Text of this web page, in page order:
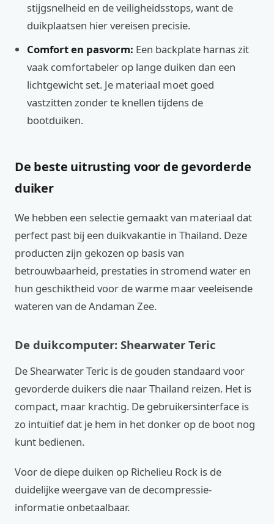
stijgsnelheid en de veiligheidsstops, want de
duikplaatsen hier vereisen precisie.
Comfort en pasvorm: Een backplate harnas zit
vaak comfortabeler op lange duiken dan een
lichtgewicht set. Je materiaal moet goed
vastzitten zonder te knellen tijdens de
bootduiken.
De beste uitrusting voor de gevorderde
duiker
We hebben een selectie gemaakt van materiaal dat
perfect past bij een duikvakantie in Thailand. Deze
producten zijn gekozen op basis van
betrouwbaarheid, prestaties in stromend water en
hun geschiktheid voor de warme maar veeleisende
wateren van de Andaman Zee.
De duikcomputer: Shearwater Teric
De Shearwater Teric is de gouden standaard voor
gevorderde duikers die naar Thailand reizen. Het is
compact, maar krachtig. De gebruikersinterface is
zo intuïtief dat je hem in het donker op de boot nog
kunt bedienen.
Voor de diepe duiken op Richelieu Rock is de
duidelijke weergave van de decompressie-
informatie onbetaalbaar.